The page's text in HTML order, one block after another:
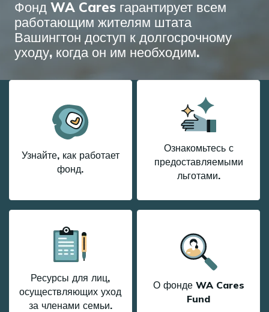
Фонд WA Cares гарантирует всем
работающим жителям штата
Вашингтон доступ к долгосрочному
уходу, когда он им необходим.
Узнайте, как работает
фонд.
Ознакомьтесь с
предоставляемыми
льготами.
Ресурсы для лиц,
осуществляющих уход
за членами семьи.
О фонде WA Cares
Fund